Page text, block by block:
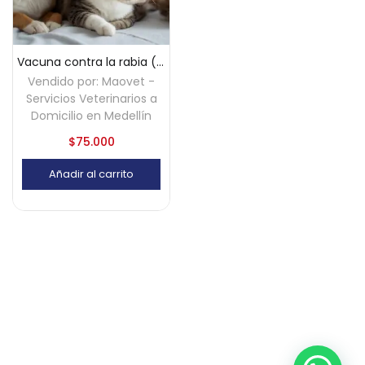
Vacuna contra la rabia (perros y gatos) a domicilio – Medellín
Vendido por: Maovet -
Servicios Veterinarios a
Domicilio en Medellín
$75.000
Añadir al carrito